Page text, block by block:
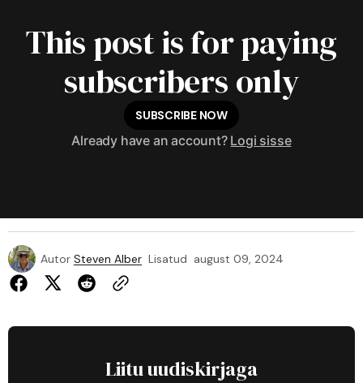
This post is for paying
subscribers only
SUBSCRIBE NOW
Already have an account? Logi sisse
Autor Steven Alber Lisatud august 09, 2024
Liitu uudiskirjaga